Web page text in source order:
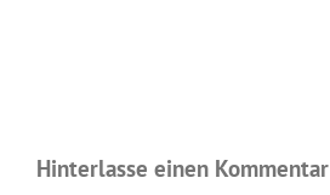
Hinterlasse einen Kommentar